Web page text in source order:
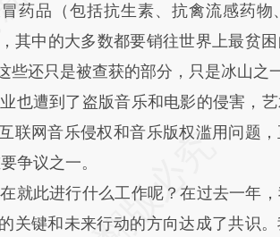
品（包括抗生素、抗禽流感药物
其中的大多数都要销往世界上最贫
些还只是被查获的部分，只是冰山之
也遭到了盗版音乐和电影的侵害，艺
联网音乐侵权和音乐版权滥用问题
争议之一。
就此进行什么工作呢？在过去一年
关键和未来行动的方向达成了共识